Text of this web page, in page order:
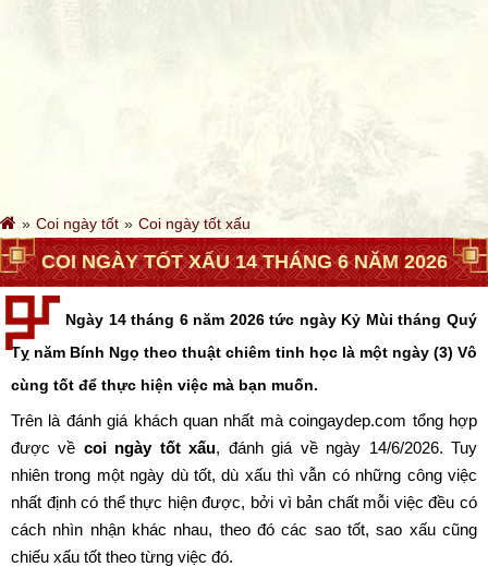
Coi ngày tốt Coi ngày tốt xấu
COI NGÀY TỐT XẤU 14 THÁNG 6 NĂM 2026
Ngày 14 tháng 6 năm 2026 tức ngày Kỷ Mùi tháng Quý
Tỵ năm Bính Ngọ theo thuật chiêm tinh học là một ngày (3) Vô
cùng tốt để thực hiện việc mà bạn muốn.
Trên là đánh giá khách quan nhất mà coingaydep.com tổng hợp
được về coi ngày tốt xấu, đánh giá về ngày 14/6/2026. Tuy
nhiên trong một ngày dù tốt, dù xấu thì vẫn có những công việc
nhất định có thể thực hiện được, bởi vì bản chất mỗi việc đều có
cách nhìn nhận khác nhau, theo đó các sao tốt, sao xấu cũng
chiếu xấu tốt theo từng việc đó.